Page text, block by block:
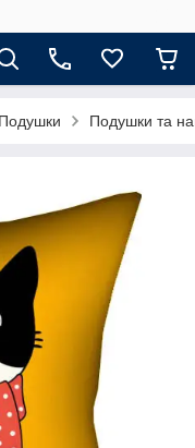
Подушки Подушки та